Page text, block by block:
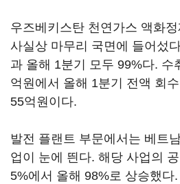
우즈베키스탄 천연가스 액화
사실상 마무리 국면에 들어섰
과 올해 1분기 모두 99%다. 수
억원에서 올해 1분기 전액 회
55억원이다.
발전 플랜트 부문에서는 베트
업이 눈에 띈다. 해당 사업의
5%에서 올해 98%로 상승했다